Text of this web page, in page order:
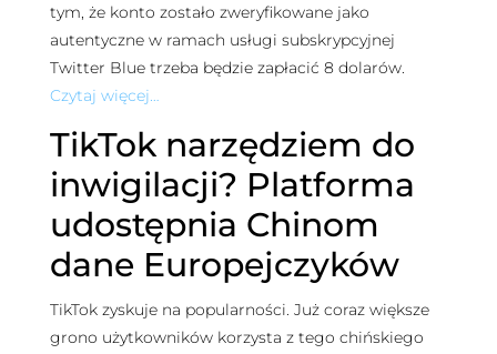
tym, że konto zostało zweryfikowane jako
autentyczne w ramach usługi subskrypcyjnej
Twitter Blue trzeba będzie zapłacić 8 dolarów.
Czytaj więcej…
TikTok narzędziem do
inwigilacji? Platforma
udostępnia Chinom
dane Europejczyków
TikTok zyskuje na popularności. Już coraz większe
grono użytkowników korzysta z tego chińskiego